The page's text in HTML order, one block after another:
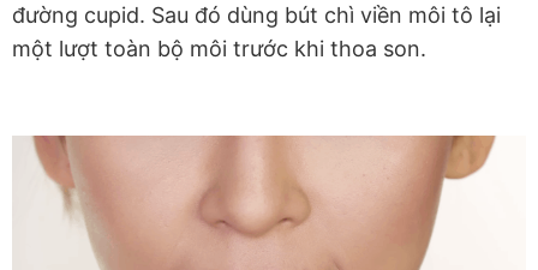
đường cupid. Sau đó dùng bút chì viền môi tô lại
một lượt toàn bộ môi trước khi thoa son.